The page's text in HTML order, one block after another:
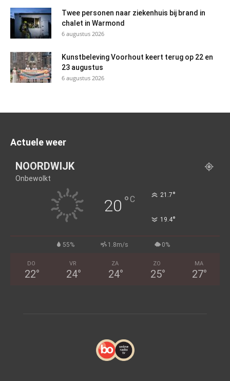
Twee personen naar ziekenhuis bij brand in
chalet in Warmond
6 augustus 2026
Kunstbeleving Voorhout keert terug op 22 en
23 augustus
6 augustus 2026
Actuele weer
NOORDWIJK
Onbewolkt
20 °C 21.7°
19.4°
55% 1.8m/s 0%
DO
22°
VR
24°
ZA
24°
ZO
25°
MA
27°